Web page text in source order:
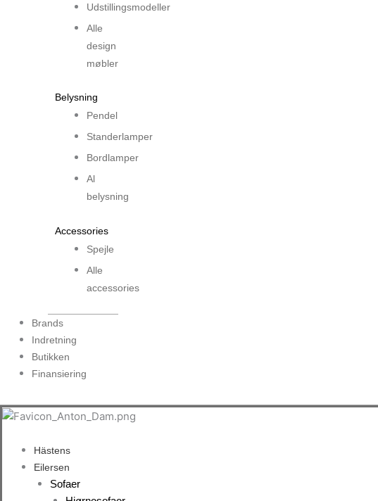
Udstillingsmodeller
Alle
design
møbler
Belysning
Pendel
Standerlamper
Bordlamper
Al
belysning
Accessories
Spejle
Alle
accessories
Brands
Indretning
Butikken
Finansiering
Hästens
Eilersen
Sofaer